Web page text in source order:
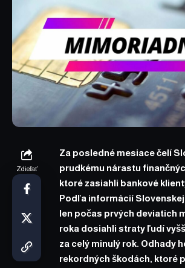
Zdieľať
Za posledné mesiace čelí
prudkému nárastu
ktoré zasiahli bankové
Podľa informácií
len počas prvých deviatich
roka dosiahli straty ľudí
za celý minulý rok. Odhady
rekordných škodách, ktoré